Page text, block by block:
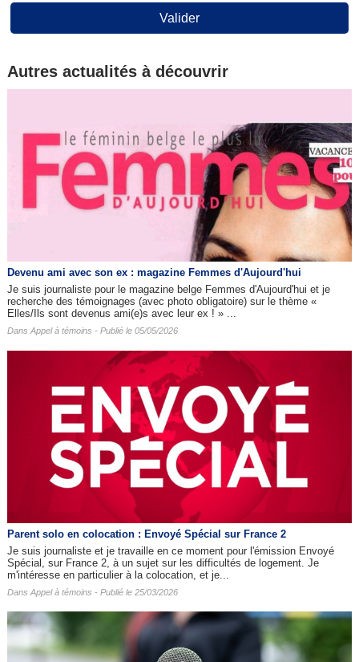
Valider
Autres actualités à découvrir
Devenu ami avec son ex : magazine Femmes d'Aujourd'hui
Je suis journaliste pour le magazine belge Femmes d'Aujourd'hui et je
recherche des témoignages (avec photo obligatoire) sur le thème «
Elles/Ils sont devenus ami(e)s avec leur ex ! » ...
Dans Appel à témoins - Publié le 05/05/2026
Parent solo en colocation : Envoyé Spécial sur France 2
Je suis journaliste et je travaille en ce moment pour l'émission Envoyé
Spécial, sur France 2, à un sujet sur les difficultés de logement. Je
m'intéresse en particulier à la colocation, et je...
Dans Appel à témoins - Publié le 25/03/2026